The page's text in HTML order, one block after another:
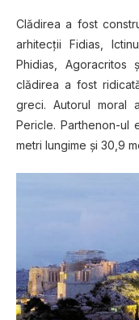
Clădirea a fost
arhitecţii Fidias,
Phidias, Agoracritos
clădirea a fost
greci. Autorul moral
Pericle. Parthenon-ul
metri lungime şi 30,9